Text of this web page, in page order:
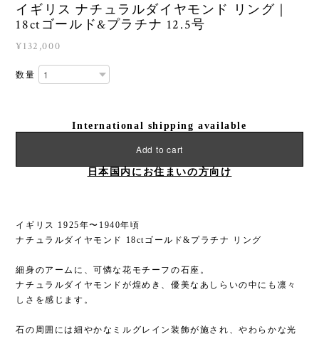
イギリス ナチュラルダイヤモンド リング｜
18ctゴールド&プラチナ 12.5号
¥132,000
数量
International shipping available
Add to cart
日本国内にお住まいの方向け
イギリス 1925年〜1940年頃
ナチュラルダイヤモンド 18ctゴールド&プラチナ リング
細身のアームに、可憐な花モチーフの石座。
ナチュラルダイヤモンドが煌めき、優美なあしらいの中にも凛々
しさを感じます。
石の周囲には細やかなミルグレイン装飾が施され、やわらかな光